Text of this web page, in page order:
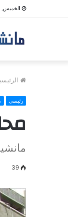
الخميس,
رئيسي
39